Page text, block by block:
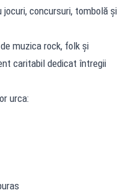
concursuri, tombolă și
muzica rock, folk și
caritabil dedicat întregii
urca: